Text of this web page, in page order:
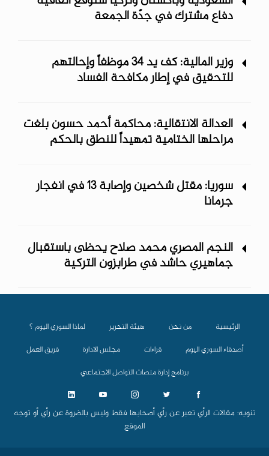
دفاع مشترك في جدّة الجمعة
وزير المالية: كف يد 34 موظفاً وإحالتهم
للتحقيق في إطار مكافحة الفساد
العدالة الانتقالية: محاكمة أحمد حسون بلغت
مراحلها الختامية تمهيداً للنطق بالحكم
سوريا: مقتل شخصين وإصابة 13 في انفجار
جرمانا
النجم المصري محمد صلاح يحظى باستقبال
جماهيري حاشد في طرابزون التركية
الرئيسية من نحن هيئة التحرير
لماذا السوري اليوم ؟
أصدقاء السوري اليوم
قراءات مجلس الادارة
فريق العمل
برنامج إدارة منصات التواصل الاجتماعي
تنويه: مقالات الرأي تعبر عن رأي أصحابها فقط وليس بالضروة عن رأي أو توجه
الموقع